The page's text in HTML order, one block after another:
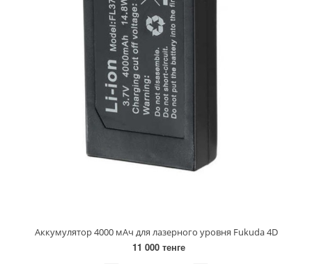
Аккумулятор 4000 мАч для лазерного уровня Fukuda 4D
11 000 тенге